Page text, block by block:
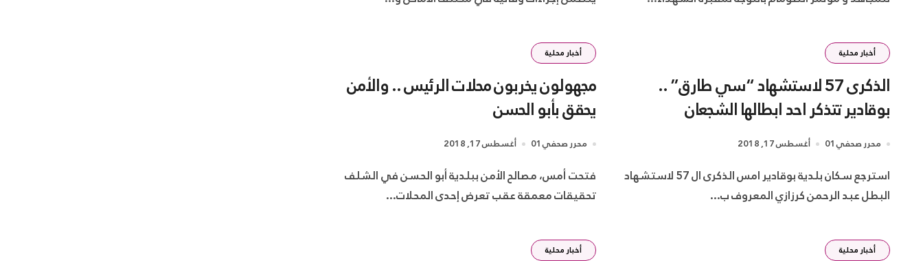
أخبار محلية
الذكرى 57 لاستشهاد “سي طارق” ..
بوقادير تتذكر احد ابطالها الشجعان
محرر صحفي01 أغسطس 17, 2018
استرجع سكان بلدية بوقادير امس الذكرى ال 57 لاستشهاد
البطل عبد الرحمن كرزازي المعروف ب...
أخبار محلية
مجهولون يخربون محلات الرئيس .. والأمن
يحقق بأبو الحسن
محرر صحفي01 أغسطس 17, 2018
فتحت أمس، مصالح الأمن ببلدية أبو الحسن في الشلف
تحقيقات معمقة عقب تعرض إحدى المحلات...
أخبار محلية أخبار محلية